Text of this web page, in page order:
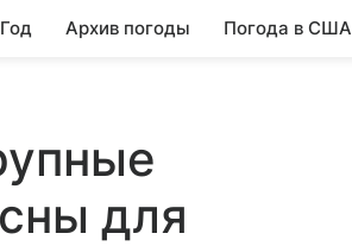
Год Архив погоды Погода в США
для